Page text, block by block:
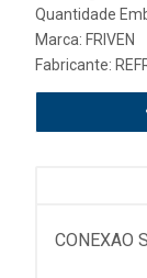
Quantidade
Marca: FRIVEN
Fabricante:
CONEXAO